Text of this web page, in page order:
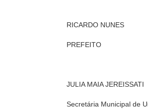
RICARDO NUNES
PREFEITO
JULIA MAIA JEREISSATI
Secretária Municipal de